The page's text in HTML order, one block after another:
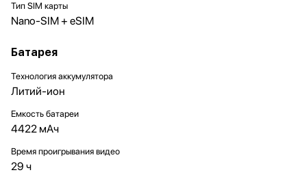
Тип SIM карты
Nano-SIM + eSIM
Батарея
Технология аккумулятора
Литий-ион
Емкость батареи
4422 мАч
Время проигрывания видео
29 ч